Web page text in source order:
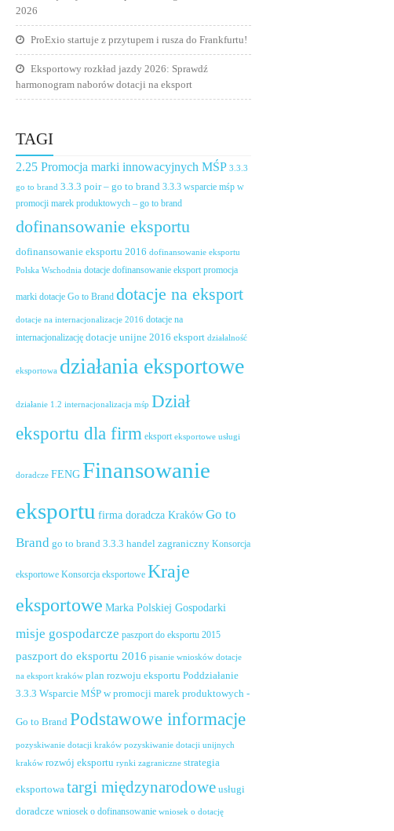
2026
ProExio startuje z przytupem i rusza do Frankfurtu!
Eksportowy rozkład jazdy 2026: Sprawdź
harmonogram naborów dotacji na eksport
TAGI
2.25 Promocja marki innowacyjnych MŚP 3.3.3
go to brand 3.3.3 poir – go to brand 3.3.3 wsparcie mśp w
promocji marek produktowych – go to brand
dofinansowanie eksportu
dofinansowanie eksportu 2016 dofinansowanie eksportu
Polska Wschodnia dotacje dofinansowanie eksport promocja
marki dotacje Go to Brand dotacje na eksport
dotacje na internacjonalizacje 2016 dotacje na
internacjonalizację dotacje unijne 2016 eksport działalność
eksportowa działania eksportowe
działanie 1.2 internacjonalizacja mśp Dział
eksportu dla firm eksport eksportowe usługi
doradcze FENG Finansowanie
eksportu firma doradcza KrakówGo to
Brand go to brand 3.3.3 handel zagraniczny Konsorcja
eksportowe Konsorcja eksportowe Kraje
eksportowe Marka Polskiej Gospodarki
misje gospodarcze paszport do eksportu 2015
paszport do eksportu 2016 pisanie wniosków dotacje
na eksport kraków plan rozwoju eksportu Poddziałanie
3.3.3 Wsparcie MŚP w promocji marek produktowych -
Go to Brand Podstawowe informacje
pozyskiwanie dotacji kraków pozyskiwanie dotacji unijnych
kraków rozwój eksportu rynki zagraniczne strategia
eksportowa targi międzynarodowe usługi
doradcze wniosek o dofinansowanie wniosek o dotację